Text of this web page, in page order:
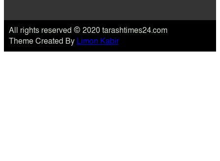
All rights reserved © 2020 tarashtimes24.com
Theme Created By Limon Kabir